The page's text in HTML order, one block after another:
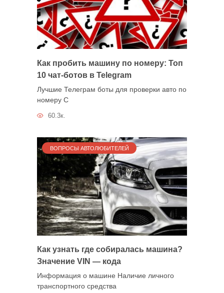
Как пробить машину по номеру: Топ
10 чат-ботов в Telegram
Лучшие Телеграм боты для проверки авто по
номеру С
60.3к.
ВОПРОСЫ АВТОЛЮБИТЕЛЕЙ
Как узнать где собиралась машина?
Значение VIN — кода
Информация о машине Наличие личного
транспортного средства